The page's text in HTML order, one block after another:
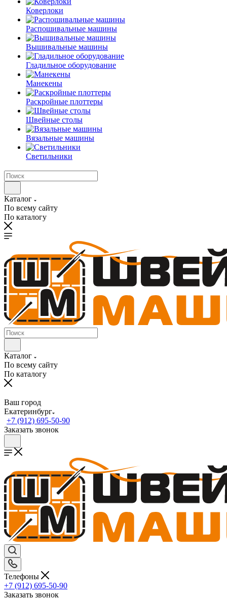
Коверлоки
Распошивальные машины
Вышивальные машины
Гладильное оборудование
Манекены
Раскройные плоттеры
Швейные столы
Вязальные машины
Светильники
Каталог
По всему сайту
По каталогу
Каталог
По всему сайту
По каталогу
Ваш город
Екатеринбург
+7 (912) 695-50-90
Заказать звонок
Телефоны
+7 (912) 695-50-90
Заказать звонок